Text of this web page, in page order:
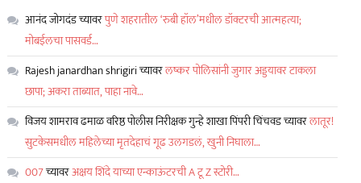
आनंद जोगदंडच्यावरपुणे शहरातील ‘रुबी हॉल’मधील डॉक्टरची आत्महत्या;
मोबईलचा पासवर्ड…
Rajesh janardhan shrigiriच्यावरलष्कर पोलिसांनी जुगार अड्डयावर टाकला
छापा; अकरा ताब्यात, पाहा नावे…
विजय शामराव ढमाळ वरिष्ठ पोलीस निरीक्षक गुन्हे शाखा पिंपरी चिंचवडच्यावरलातूर!
सुटकेसमधील महिलेच्या मृतदेहाचं गूढ उलगडलं, खुनी निघाला…
007च्यावरअक्षय शिंदे याच्या एन्काऊंटरची A टू Z स्टोरी…